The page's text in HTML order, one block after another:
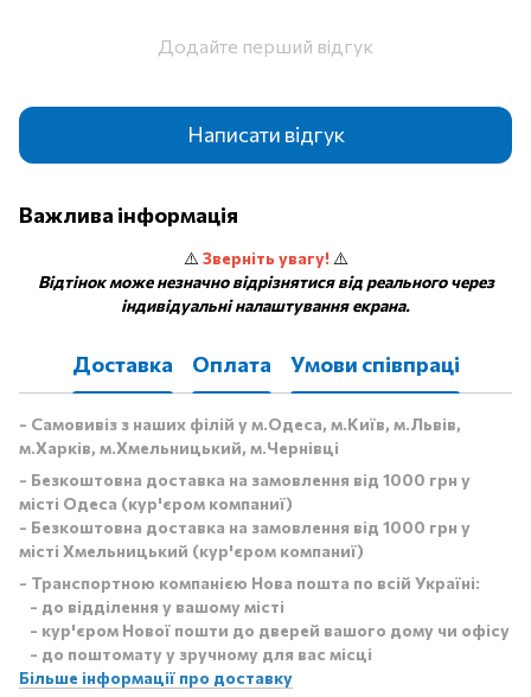
Додайте перший відгук
Написати відгук
Важлива інформація
⚠️ Зверніть увагу! ⚠️
Відтінок може незначно відрізнятися від реального через
індивідуальні налаштування екрана.
Доставка Оплата Умови співпраці
- Самовивіз з наших філій у м.Одеса, м.Київ, м.Львів,
м.Харків, м.Хмельницький, м.Чернівці
- Безкоштовна доставка на замовлення від 1000 грн у
місті Одеса (кур'єром компаниї)
- Безкоштовна доставка на замовлення від 1000 грн у
місті Хмельницький (кур'єром компаниї)
- Транспортною компанією Нова пошта по всій Україні:
- до відділення у вашому місті
- кур'єром Нової пошти до дверей вашого дому чи офісу
- до поштомату у зручному для вас місці
Більше інформації про доставку